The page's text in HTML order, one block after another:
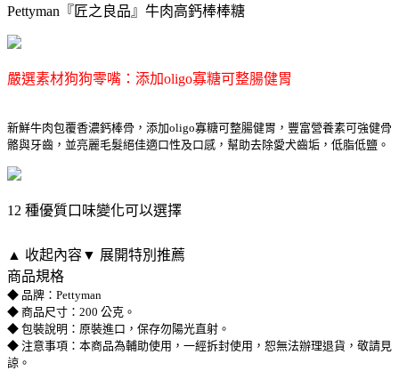
Pettyman『匠之良品』牛肉高鈣棒棒糖
嚴選素材狗狗零嘴：添加oligo寡糖可整腸健胃
新鮮牛肉包覆香濃鈣棒骨，添加oligo寡糖可整腸健胃，豐富營養素可強健骨
骼與牙齒，並亮麗毛髮絕佳適口性及口感，幫助去除愛犬齒垢，低脂低鹽。
12 種優質口味變化可以選擇
▲ 收起內容▼ 展開特別推薦
商品規格
◆ 品牌：Pettyman
◆ 商品尺寸：200 公克。
◆ 包裝說明：原裝進口，保存勿陽光直射。
◆ 注意事項：本商品為輔助使用，一經拆封使用，恕無法辦理退貨，敬請見
諒。